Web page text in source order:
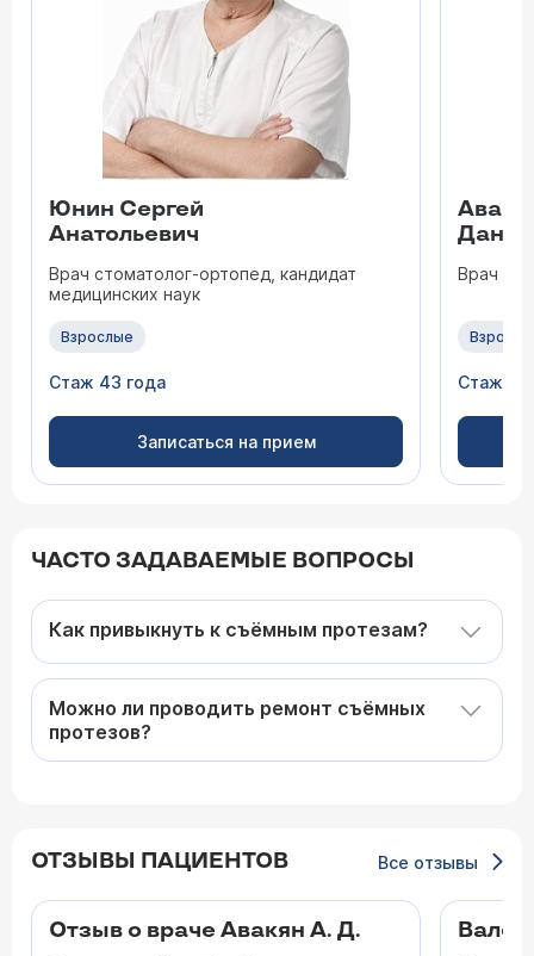
Юнин Сергей
Анатольевич
Врач стоматолог-ортопед, кандидат
медицинских наук
Взрослые
Стаж 43 года
Записаться на прием
Врач
Стаж 15
ЧАСТО ЗАДАВАЕМЫЕ ВОПРОСЫ
Как привыкнуть к съёмным протезам?
Можно ли проводить ремонт съёмных
протезов?
ОТЗЫВЫ ПАЦИЕНТОВ Все отзывы
Отзыв о враче Авакян А. Д.